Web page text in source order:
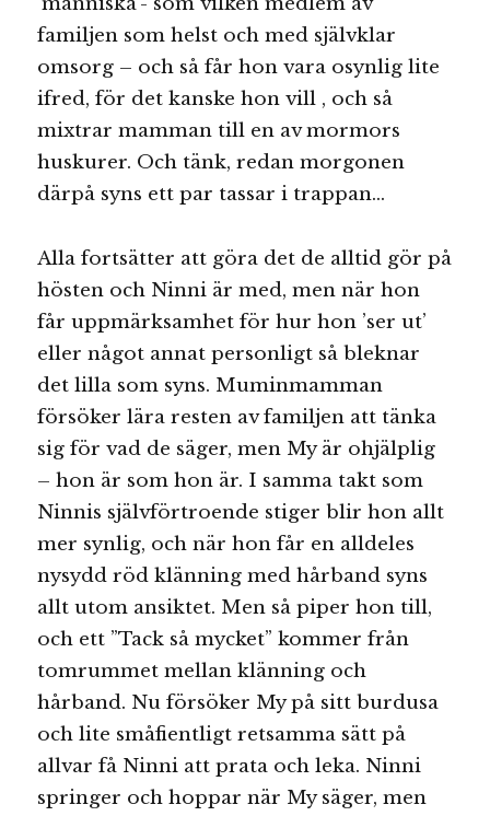
familjen som helst och med självklar
omsorg – och så får hon vara osynlig lite
ifred, för det kanske hon vill , och så
mixtrar mamman till en av mormors
huskurer. Och tänk, redan morgonen
därpå syns ett par tassar i trappan…
Alla fortsätter att göra det de alltid gör på
hösten och Ninni är med, men när hon
får uppmärksamhet för hur hon ’ser ut’
eller något annat personligt så bleknar
det lilla som syns. Muminmamman
försöker lära resten av familjen att tänka
sig för vad de säger, men My är ohjälplig
– hon är som hon är. I samma takt som
Ninnis självförtroende stiger blir hon allt
mer synlig, och när hon får en alldeles
nysydd röd klänning med hårband syns
allt utom ansiktet. Men så piper hon till,
och ett ”Tack så mycket” kommer från
tomrummet mellan klänning och
hårband. Nu försöker My på sitt burdusa
och lite småfientligt retsamma sätt på
allvar få Ninni att prata och leka. Ninni
springer och hoppar när My säger, men